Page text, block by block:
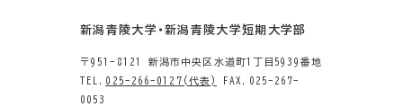
新潟青陵大学・新潟青陵大学短期大学部
〒951-8121 新潟市中央区水道町1丁目5939番地
TEL. 025-266-0127(代表)
FAX.025-267-
0053